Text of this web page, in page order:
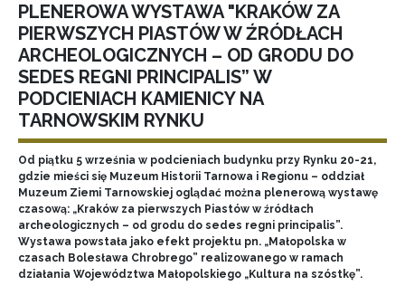
PLENEROWA WYSTAWA "KRAKÓW ZA
PIERWSZYCH PIASTÓW W ŹRÓDŁACH
ARCHEOLOGICZNYCH – OD GRODU DO
SEDES REGNI PRINCIPALIS” W
PODCIENIACH KAMIENICY NA
TARNOWSKIM RYNKU
Od piątku 5 września w podcieniach budynku przy Rynku 20-21,
gdzie mieści się Muzeum Historii Tarnowa i Regionu – oddział
Muzeum Ziemi Tarnowskiej oglądać można plenerową wystawę
czasową: „Kraków za pierwszych Piastów w źródłach
archeologicznych – od grodu do sedes regni principalis”.
Wystawa powstała jako efekt projektu pn. „Małopolska w
czasach Bolesława Chrobrego” realizowanego w ramach
działania Województwa Małopolskiego „Kultura na szóstkę”.